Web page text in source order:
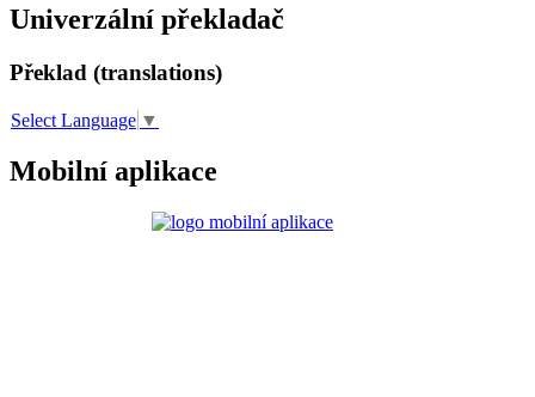
Univerzální překladač
Překlad (translations)
Select Language ▼
Mobilní aplikace